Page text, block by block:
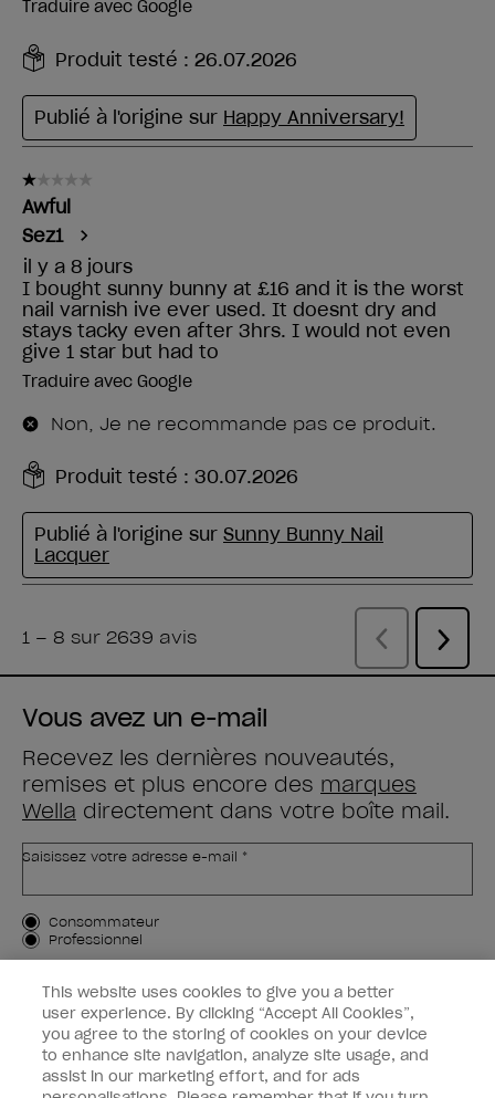
Vous avez un e-mail
Recevez les dernières nouveautés,
remises et plus encore des marques
Wella directement dans votre boîte mail.
Saisissez votre adresse e-mail *
Type de client
Consommateur
Professionnel
M'INSCRIRE
Informations clients
OPI & vous
This website uses cookies to give you a better
user experience. By clicking “Accept All Cookies”,
you agree to the storing of cookies on your device
to enhance site navigation, analyze site usage, and
assist in our marketing effort, and for ads